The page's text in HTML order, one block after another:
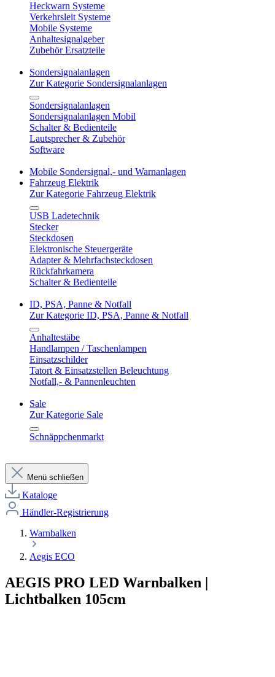
Heckwarn Systeme
Verkehrsleit Systeme
Mobile Systeme
Anhaltesignalgeber
Zubehör Ersatzteile
Sondersignalanlagen
Zur Kategorie Sondersignalanlagen
Sondersignalanlagen
Sondersignalanlagen Mobil
Schalter & Bedienteile
Lautsprecher & Zubehör
Software
Mobile Sondersignal,- und Warnanlagen
Fahrzeug Elektrik
Zur Kategorie Fahrzeug Elektrik
USB Ladetechnik
Stecker
Steckdosen
Elektronische Steuergeräte
Adapter & Mehrfachsteckdosen
Rückfahrkamera
Schalter & Bedienteile
ID, PSA, Panne & Notfall
Zur Kategorie ID, PSA, Panne & Notfall
Anhaltestäbe
Handlampen / Taschenlampen
Einsatzschilder
Tatort & Einsatzstellen Beleuchtung
Notfall,- & Pannenleuchten
Sale
Zur Kategorie Sale
Schnäppchenmarkt
Menü schließen
Kataloge
Händler-Registrierung
Warnbalken
Aegis ECO
AEGIS PRO LED Warnbalken |
Lichtbalken 105cm